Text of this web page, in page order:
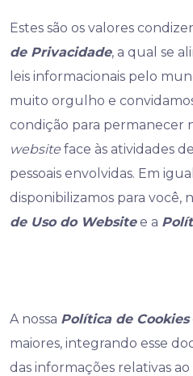
Estes são os valores
de Privacidade, a qual se
leis informacionais pelo
muito orgulho e
condição para permanecer
website face às atividades
pessoais envolvidas. Em
disponibilizamos para você,
de Uso do Websitee a
A nossa Política de Cookies
maiores, integrando esse
das informações relativas